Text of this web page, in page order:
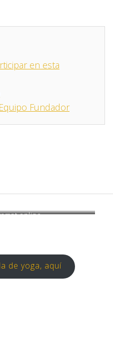
en esta
Fundador
de yoga, aquí